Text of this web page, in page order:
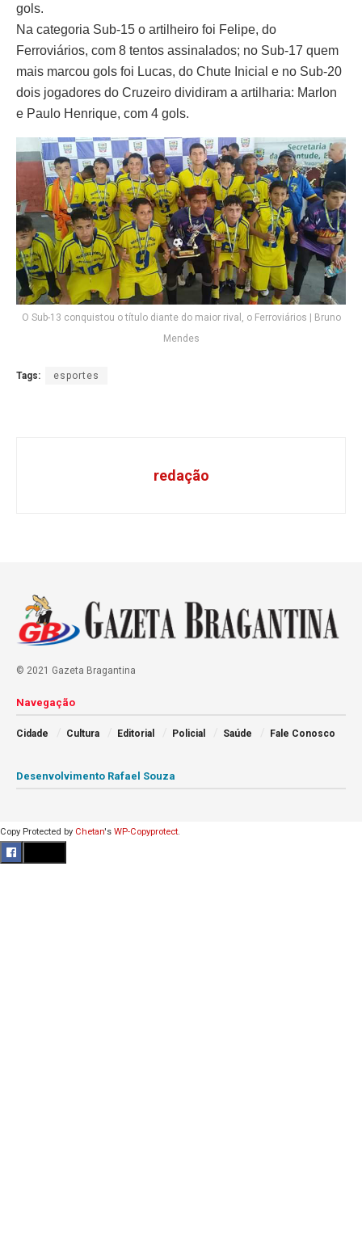
gols.
Na categoria Sub-15 o artilheiro foi Felipe, do
Ferroviários, com 8 tentos assinalados; no Sub-17 quem
mais marcou gols foi Lucas, do Chute Inicial e no Sub-20
dois jogadores do Cruzeiro dividiram a artilharia: Marlon
e Paulo Henrique, com 4 gols.
O Sub-13 conquistou o título diante do maior rival, o Ferroviários | Bruno
Mendes
Tags: esportes
redação
© 2021 Gazeta Bragantina
Navegação
Cidade Cultura Editorial Policial Saúde Fale Conosco
Desenvolvimento Rafael Souza
Copy Protected by Chetan's WP-Copyprotect.